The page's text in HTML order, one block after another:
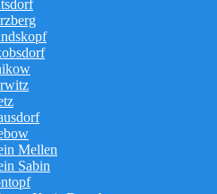
Mellen
Sabin